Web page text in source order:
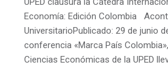
Economía: Edición Colombia
UniversitarioPublicado: 29 de junio
conferencia «Marca País
Ciencias Económicas de la UPED